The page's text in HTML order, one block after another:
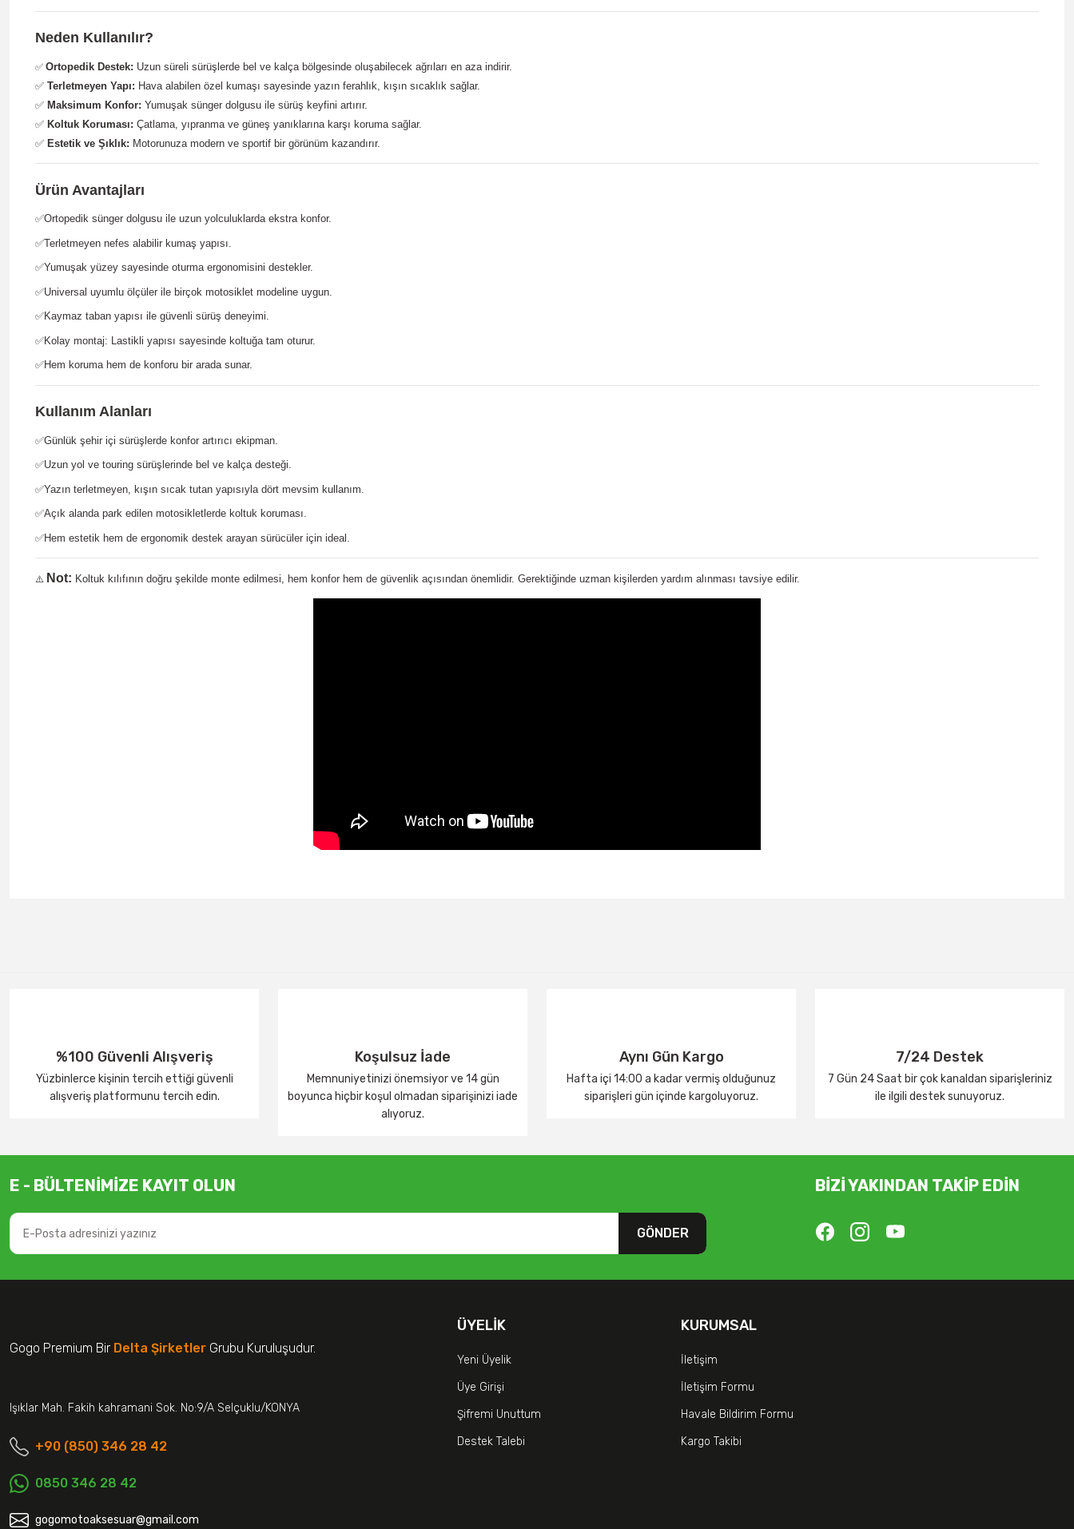
Neden Kullanılır?
✅ Ortopedik Destek: Uzun süreli sürüşlerde bel ve kalça bölgesinde oluşabilecek ağrıları en aza indirir.
✅ Terletmeyen Yapı: Hava alabilen özel kumaşı sayesinde yazın ferahlık, kışın sıcaklık sağlar.
✅ Maksimum Konfor: Yumuşak sünger dolgusu ile sürüş keyfini artırır.
✅ Koltuk Koruması: Çatlama, yıpranma ve güneş yanıklarına karşı koruma sağlar.
✅ Estetik ve Şıklık: Motorunuza modern ve sportif bir görünüm kazandırır.
Ürün Avantajları
✅Ortopedik sünger dolgusu ile uzun yolculuklarda ekstra konfor.
✅Terletmeyen nefes alabilir kumaş yapısı.
✅Yumuşak yüzey sayesinde oturma ergonomisini destekler.
✅Universal uyumlu ölçüler ile birçok motosiklet modeline uygun.
✅Kaymaz taban yapısı ile güvenli sürüş deneyimi.
✅Kolay montaj: Lastikli yapısı sayesinde koltuğa tam oturur.
✅Hem koruma hem de konforu bir arada sunar.
Kullanım Alanları
✅Günlük şehir içi sürüşlerde konfor artırıcı ekipman.
✅Uzun yol ve touring sürüşlerinde bel ve kalça desteği.
✅Yazın terletmeyen, kışın sıcak tutan yapısıyla dört mevsim kullanım.
✅Açık alanda park edilen motosikletlerde koltuk koruması.
✅Hem estetik hem de ergonomik destek arayan sürücüler için ideal.
⚠️ Not: Koltuk kılıfının doğru şekilde monte edilmesi, hem konfor hem de güvenlik açısından önemlidir. Gerektiğinde uzman kişilerden yardım alınması tavsiye edilir.
%100 Güvenli Alışveriş
Yüzbinlerce kişinin tercih ettiği güvenli
alışveriş platformunu tercih edin.
Koşulsuz İade
Memnuniyetinizi önemsiyor ve 14 gün
boyunca hiçbir koşul olmadan siparişinizi iade
alıyoruz.
Aynı Gün Kargo
Hafta içi 14:00 a kadar vermiş olduğunuz
siparişleri gün içinde kargoluyoruz.
7/24 Destek
7 Gün 24 Saat bir çok kanaldan siparişleriniz
ile ilgili destek sunuyoruz.
E - BÜLTENİMİZE KAYIT OLUN
GÖNDER
BİZİ YAKINDAN TAKİP EDİN
Gogo Premium Bir Delta Şirketler Grubu Kuruluşudur.
Işıklar Mah. Fakih kahramani Sok. No:9/A Selçuklu/KONYA
+90 (850) 346 28 42
0850 346 28 42
gogomotoaksesuar@gmail.com
ÜYELIK
Yeni Üyelik
Üye Girişi
Şifremi Unuttum
Destek Talebi
KURUMSAL
İletişim
İletişim Formu
Havale Bildirim Formu
Kargo Takibi